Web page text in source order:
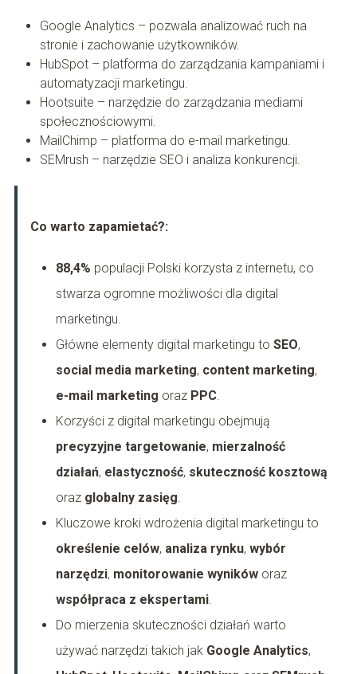
Google Analytics – pozwala analizować ruch na
stronie i zachowanie użytkowników.
HubSpot – platforma do zarządzania kampaniami i
automatyzacji marketingu.
Hootsuite – narzędzie do zarządzania mediami
społecznościowymi.
MailChimp – platforma do e-mail marketingu.
SEMrush – narzędzie SEO i analiza konkurencji.
Co warto zapamietać?:
88,4% populacji Polski korzysta z internetu, co
stwarza ogromne możliwości dla digital
marketingu.
Główne elementy digital marketingu to SEO,
social media marketing, content marketing,
e-mail marketing oraz PPC.
Korzyści z digital marketingu obejmują
precyzyjne targetowanie, mierzalność
działań, elastyczność, skuteczność kosztową
oraz globalny zasięg.
Kluczowe kroki wdrożenia digital marketingu to
określenie celów, analiza rynku, wybór
narzędzi, monitorowanie wynikóworaz
współpraca z ekspertami.
Do mierzenia skuteczności działań warto
używać narzędzi takich jak Google Analytics,